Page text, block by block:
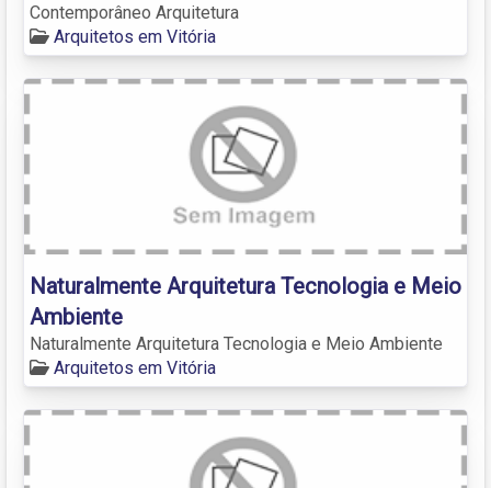
Contemporâneo Arquitetura
Arquitetos em Vitória
Naturalmente Arquitetura Tecnologia e Meio
Ambiente
Naturalmente Arquitetura Tecnologia e Meio Ambiente
Arquitetos em Vitória